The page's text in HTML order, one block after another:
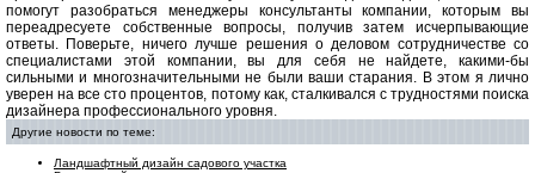
помогут разобраться менеджеры консультанты компании, которым вы
переадресуете собственные вопросы, получив затем исчерпывающие
ответы. Поверьте, ничего лучше решения о деловом сотрудничестве со
специалистами этой компании, вы для себя не найдете, какими-бы
сильными и многозначительными не были ваши старания. В этом я лично
уверен на все сто процентов, потому как, сталкивался с трудностями поиска
дизайнера профессионального уровня.
Другие новости по теме:
Ландшафтный дизайн садового участка